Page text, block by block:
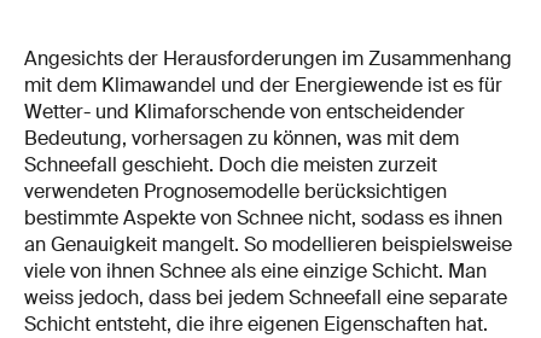
Angesichts der Herausforderungen im Zusammenhang
mit dem Klimawandel und der Energiewende ist es für
Wetter- und Klimaforschende von entscheidender
Bedeutung, vorhersagen zu können, was mit dem
Schneefall geschieht. Doch die meisten zurzeit
verwendeten Prognosemodelle berücksichtigen
bestimmte Aspekte von Schnee nicht, sodass es ihnen
an Genauigkeit mangelt. So modellieren beispielsweise
viele von ihnen Schnee als eine einzige Schicht. Man
weiss jedoch, dass bei jedem Schneefall eine separate
Schicht entsteht, die ihre eigenen Eigenschaften hat.